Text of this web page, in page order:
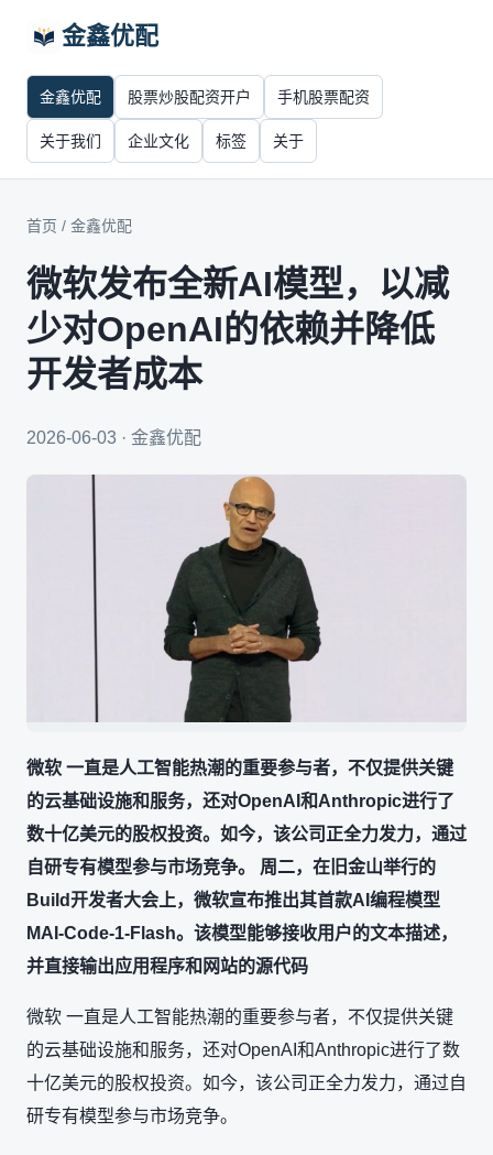
金鑫优配
金鑫优配 股票炒股配资开户 手机股票配资
关于我们 企业文化 标签 关于
首页 / 金鑫优配
微软发布全新AI模型，以减
少对OpenAI的依赖并降低
开发者成本
2026-06-03 · 金鑫优配
微软 一直是人工智能热潮的重要参与者，不仅提供关键
的云基础设施和服务，还对OpenAI和Anthropic进行了
数十亿美元的股权投资。如今，该公司正全力发力，通过
自研专有模型参与市场竞争。 周二，在旧金山举行的
Build开发者大会上，微软宣布推出其首款AI编程模型
MAI-Code-1-Flash。该模型能够接收用户的文本描述，
并直接输出应用程序和网站的源代码
微软 一直是人工智能热潮的重要参与者，不仅提供关键
的云基础设施和服务，还对OpenAI和Anthropic进行了数
十亿美元的股权投资。如今，该公司正全力发力，通过自
研专有模型参与市场竞争。